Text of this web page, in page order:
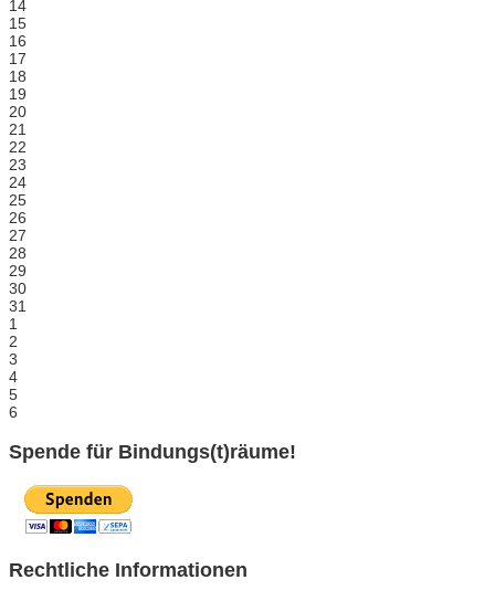
14
15
16
17
18
19
20
21
22
23
24
25
26
27
28
29
30
31
1
2
3
4
5
6
Spende für Bindungs(t)räume!
Rechtliche Informationen